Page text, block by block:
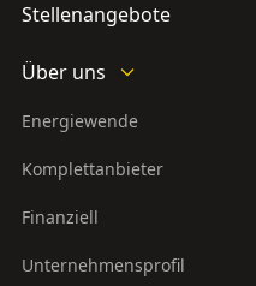
Stellenangebote
Über uns
Energiewende
Komplettanbieter
Finanziell
Unternehmensprofil